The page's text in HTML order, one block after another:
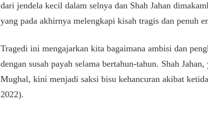
dari jendela kecil dalam selnya dan Shah Jahan
yang pada akhirnya melengkapi kisah tragis dan penuh
Tragedi ini mengajarkan kita bagaimana ambisi dan
dengan susah payah selama bertahun-tahun. Shah
Mughal, kini menjadi saksi bisu kehancuran akibat
2022).